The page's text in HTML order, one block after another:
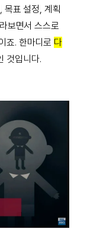
목표 설정, 계획
보면서 스스로
죠. 한마디로 다
것입니다.